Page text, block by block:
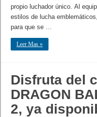
propio luchador único. Al
estilos de lucha
para que se …
Leer Mas »
Disfruta del
DRAGON
2, ya